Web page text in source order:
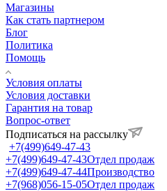
Магазины
Как стать партнером
Блог
Политика
Помощь
Условия оплаты
Условия доставки
Гарантия на товар
Вопрос-ответ
Подписаться на рассылку
+7(499)649-47-43
+7(499)649-47-43Отдел продаж
+7(499)649-47-44Производство
+7(968)056-15-05Отдел продаж